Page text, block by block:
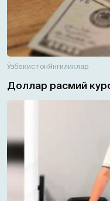
ЎзбекистонЯнгиликлар
Доллар расмий